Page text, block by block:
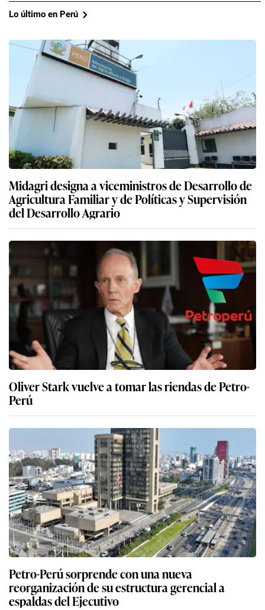
Lo último en Perú
Midagri designa a viceministros de Desarrollo de
Agricultura Familiar y de Políticas y Supervisión
del Desarrollo Agrario
Oliver Stark vuelve a tomar las riendas de Petro-
Perú
Petro-Perú sorprende con una nueva
reorganización de su estructura gerencial a
espaldas del Ejecutivo